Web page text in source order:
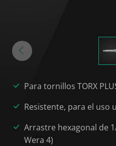
Para tornillos TORX
Resistente, para el uso
Arrastre hexagonal de
Wera 4)